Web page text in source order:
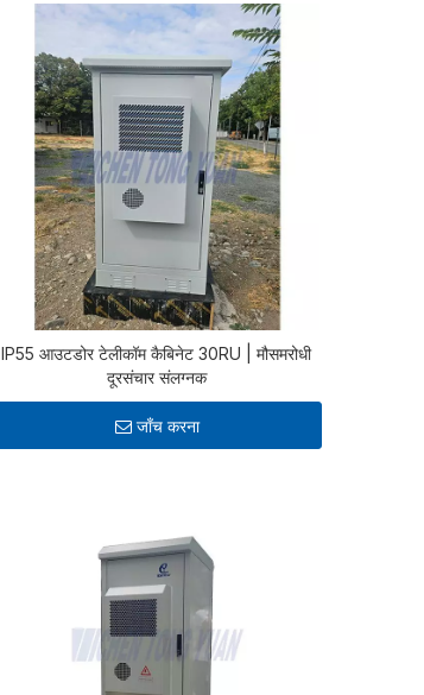
IP55 आउटडोर टेलीकॉम कैबिनेट 30RU | मौसमरोधी
दूरसंचार संलग्नक
जाँच करना